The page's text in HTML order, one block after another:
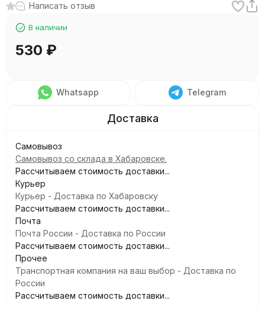
Написать отзыв
В наличии
530 ₽
Whatsapp Telegram
Самовывоз
Самовывоз со склада в Хабаровске.
Рассчитываем стоимость доставки...
Курьер
Курьер - Доставка по Хабаровску
Рассчитываем стоимость доставки...
Почта
Почта России - Доставка по России
Рассчитываем стоимость доставки...
Прочее
Транспортная компания на ваш выбор - Доставка по
России
Рассчитываем стоимость доставки...